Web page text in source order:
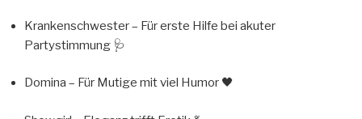
Krankenschwester – Für erste Hilfe bei akuter
Partystimmung 🩺
Domina – Für Mutige mit viel Humor 🖤